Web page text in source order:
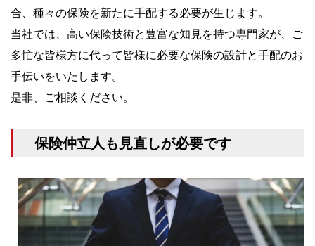
合、種々の保険を新たに手配する必要が生じます。
当社では、高い保険技術と豊富な知見を持つ専門家が、ご
多忙な皆様方に代って皆様に必要な保険の設計と手配のお
手伝いをいたします。
是非、ご相談ください。
保険仲立人も見直しが必要です